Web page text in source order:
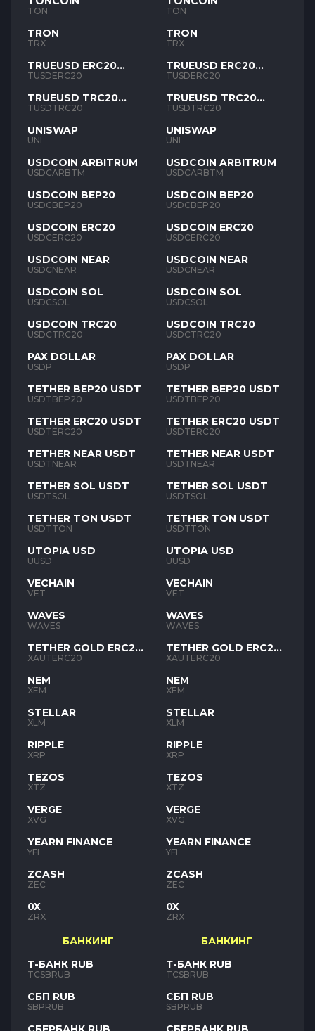
TON
TRON
TRX
TRUEUSD ERC20
TUSD
TUSDERC20
TRUEUSD TRC20
TUSD
TUSDTRC20
UNISWAP
UNI
USDCOIN ARBITRUM
USDCARBTM
USDCOIN BEP20
USDCBEP20
USDCOIN ERC20
USDCERC20
USDCOIN NEAR
USDCNEAR
USDCOIN SOL
USDCSOL
USDCOIN TRC20
USDCTRC20
PAX DOLLAR
USDP
TETHER BEP20 USDT
USDTBEP20
TETHER ERC20 USDT
USDTERC20
TETHER NEAR USDT
USDTNEAR
TETHER SOL USDT
USDTSOL
TETHER TON USDT
USDTTON
UTOPIA USD
UUSD
VECHAIN
VET
WAVES
WAVES
TETHER GOLD ERC20
XAUT
XAUTERC20
NEM
XEM
STELLAR
XLM
RIPPLE
XRP
TEZOS
XTZ
VERGE
XVG
YEARN FINANCE
YFI
ZCASH
ZEC
0X
ZRX
БАНКИНГ
Т-БАНК RUB
TCSBRUB
СБП RUB
SBPRUB
TON
TRON
TRX
TRUEUSD ERC20
TUSD
TUSDERC20
TRUEUSD TRC20
TUSD
TUSDTRC20
UNISWAP
UNI
USDCOIN ARBITRUM
USDCARBTM
USDCOIN BEP20
USDCBEP20
USDCOIN ERC20
USDCERC20
USDCOIN NEAR
USDCNEAR
USDCOIN SOL
USDCSOL
USDCOIN TRC20
USDCTRC20
PAX DOLLAR
USDP
TETHER BEP20 USDT
USDTBEP20
TETHER ERC20 USDT
USDTERC20
TETHER NEAR USDT
USDTNEAR
TETHER SOL USDT
USDTSOL
TETHER TON USDT
USDTTON
UTOPIA USD
UUSD
VECHAIN
VET
WAVES
WAVES
TETHER GOLD ERC20
XAUT
XAUTERC20
NEM
XEM
STELLAR
XLM
RIPPLE
XRP
TEZOS
XTZ
VERGE
XVG
YEARN FINANCE
YFI
ZCASH
ZEC
0X
ZRX
БАНКИНГ
Т-БАНК RUB
TCSBRUB
СБП RUB
SBPRUB